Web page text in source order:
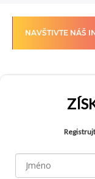
NAVŠTIVTE NÁŠ
Kariéra
Obchody